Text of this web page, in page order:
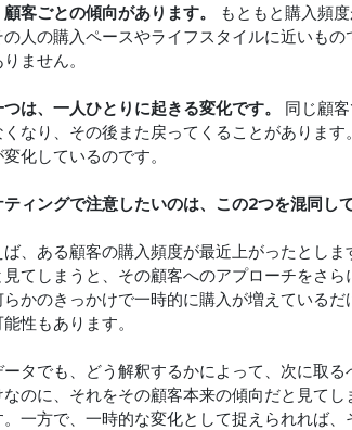
顧客ごとの傾向があります。
もともと購入頻
の人の購入ペースやライフスタイルに近いも
ません。
つは、一人ひとりに起きる変化です。 同じ顧
くなり、その後また戻ってくることがありま
化しているのです。
ティングで注意したいのは、この2つを混同し
ば、ある顧客の購入頻度が最近上がったとし
見てしまうと、その顧客へのアプローチをさ
らかのきっかけで一時的に購入が増えている
性もあります。
ータでも、どう解釈するかによって、次に取
なのに、それをその顧客本来の傾向だと見て
。一方で、一時的な変化として捉えられれば